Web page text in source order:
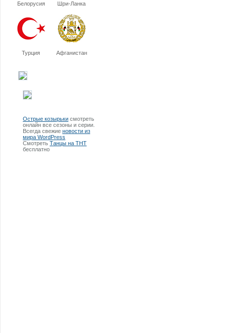
Белорусия Шри-Ланка
Турция Афганистан
Острые козырьки смотреть
онлайн все сезоны и серии.
Всегда свежие новости из
мира WordPress
Смотреть Танцы на ТНТ
бесплатно